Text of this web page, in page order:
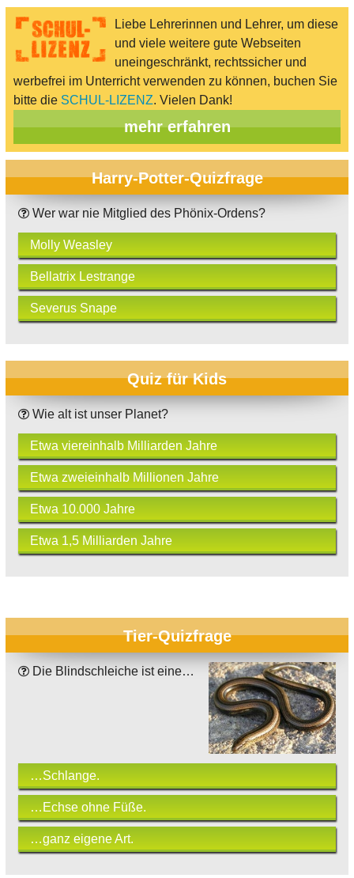
Liebe Lehrerinnen und Lehrer, um diese
und viele weitere gute Webseiten
uneingeschränkt, rechtssicher und
werbefrei im Unterricht verwenden zu können, buchen Sie
bitte die SCHUL-LIZENZ. Vielen Dank!
mehr erfahren
Harry-Potter-Quizfrage
Wer war nie Mitglied des Phönix-Ordens?
Molly Weasley
Bellatrix Lestrange
Severus Snape
Quiz für Kids
Wie alt ist unser Planet?
Etwa viereinhalb Milliarden Jahre
Etwa zweieinhalb Millionen Jahre
Etwa 10.000 Jahre
Etwa 1,5 Milliarden Jahre
Tier-Quizfrage
Die Blindschleiche ist eine…
…Schlange.
…Echse ohne Füße.
…ganz eigene Art.